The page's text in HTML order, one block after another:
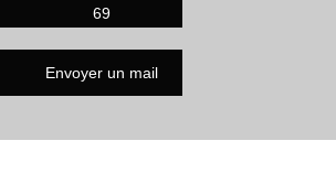
69
Envoyer un mail